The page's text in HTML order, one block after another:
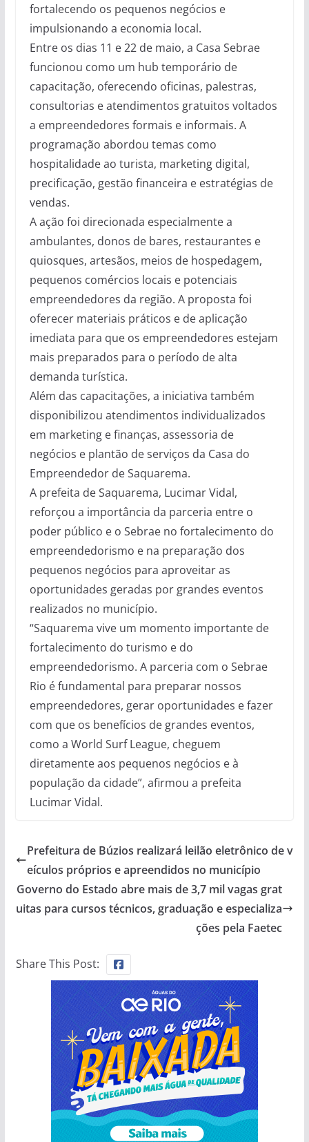
fortalecendo os pequenos negócios e
impulsionando a economia local.
Entre os dias 11 e 22 de maio, a Casa Sebrae
funcionou como um hub temporário de
capacitação, oferecendo oficinas, palestras,
consultorias e atendimentos gratuitos voltados
a empreendedores formais e informais. A
programação abordou temas como
hospitalidade ao turista, marketing digital,
precificação, gestão financeira e estratégias de
vendas.
A ação foi direcionada especialmente a
ambulantes, donos de bares, restaurantes e
quiosques, artesãos, meios de hospedagem,
pequenos comércios locais e potenciais
empreendedores da região. A proposta foi
oferecer materiais práticos e de aplicação
imediata para que os empreendedores estejam
mais preparados para o período de alta
demanda turística.
Além das capacitações, a iniciativa também
disponibilizou atendimentos individualizados
em marketing e finanças, assessoria de
negócios e plantão de serviços da Casa do
Empreendedor de Saquarema.
A prefeita de Saquarema, Lucimar Vidal,
reforçou a importância da parceria entre o
poder público e o Sebrae no fortalecimento do
empreendedorismo e na preparação dos
pequenos negócios para aproveitar as
oportunidades geradas por grandes eventos
realizados no município.
“Saquarema vive um momento importante de
fortalecimento do turismo e do
empreendedorismo. A parceria com o Sebrae
Rio é fundamental para preparar nossos
empreendedores, gerar oportunidades e fazer
com que os benefícios de grandes eventos,
como a World Surf League, cheguem
diretamente aos pequenos negócios e à
população da cidade”, afirmou a prefeita
Lucimar Vidal.
Prefeitura de Búzios realizará leilão eletrônico de v
eículos próprios e apreendidos no município
Governo do Estado abre mais de 3,7 mil vagas grat
uitas para cursos técnicos, graduação e especializa
ções pela Faetec
Share This Post: